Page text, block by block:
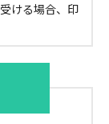
ける場合、印